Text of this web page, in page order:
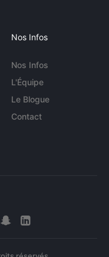
Nos Infos
Nos Infos
L'Équipe
Le Blogue
Contact